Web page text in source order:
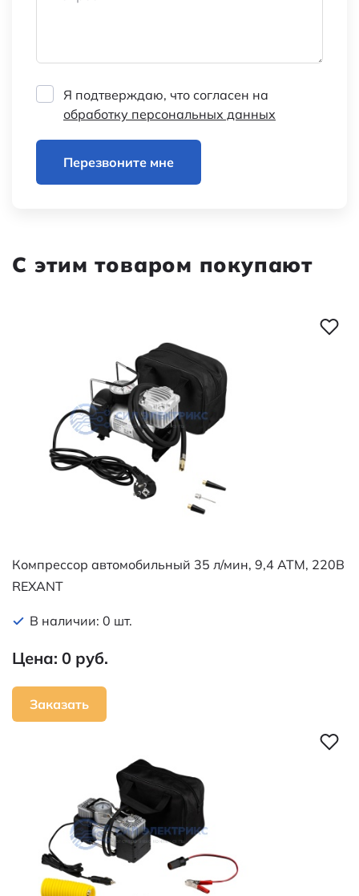
Я подтверждаю, что согласен на
обработку персональных данных
Перезвоните мне
С этим товаром покупают
Компрессор автомобильный 35 л/мин, 9,4 АТМ, 220В
REXANT
В наличии: 0 шт.
Цена: 0 руб.
Заказать